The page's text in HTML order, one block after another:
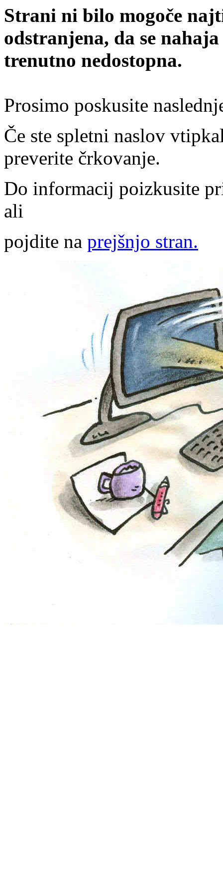
Strani ni bilo mogoče
odstranjena, da se
trenutno nedostopna.
Prosimo poskusite
Če ste spletni naslov
preverite črkovanje.
Do informacij poizkusite
ali
pojdite na prejšnjo stran.